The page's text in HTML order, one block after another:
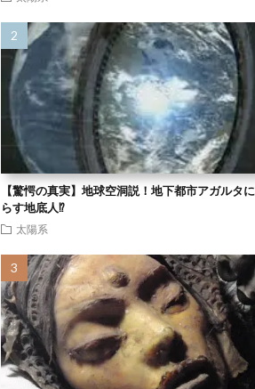
【驚愕の真実】地球空洞説！地下都市アガルタ
らす地底人⁉
太陽系